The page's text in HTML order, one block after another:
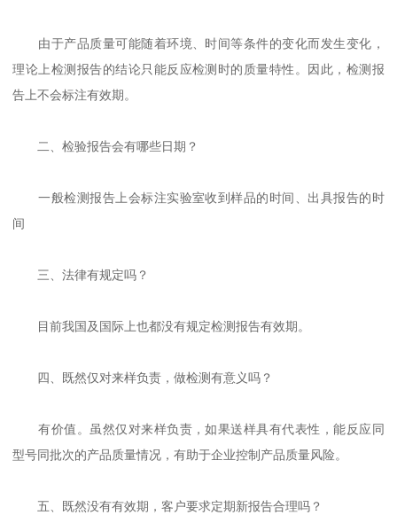
由于产品质量可能随着环境、时间等条件的变化而发生变化，
理论上检测报告的结论只能反应检测时的质量特性。因此，检测报
告上不会标注有效期。
二、检验报告会有哪些日期？
一般检测报告上会标注实验室收到样品的时间、出具报告的时
间
三、法律有规定吗？
目前我国及国际上也都没有规定检测报告有效期。
四、既然仅对来样负责，做检测有意义吗？
有价值。虽然仅对来样负责，如果送样具有代表性，能反应同
型号同批次的产品质量情况，有助于企业控制产品质量风险。
五、既然没有有效期，客户要求定期新报告合理吗？